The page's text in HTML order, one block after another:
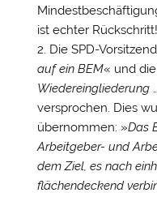
ist echter Rückschritt!
Die SPD-
auf ein BEM« und
Wiedereingliederung …
versprochen. Dies
übernommen: »Das
Arbeitgeber- und
dem Ziel, es nach
flächendeckend